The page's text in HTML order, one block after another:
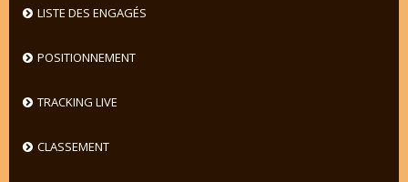
LISTE DES ENGAGÉS
POSITIONNEMENT
TRACKING LIVE
CLASSEMENT